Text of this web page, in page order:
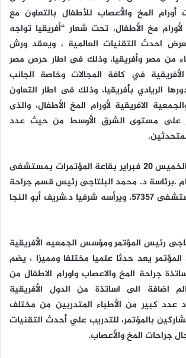
المخ والأعصاب للأطفال بالتعاون مع
لأورام مخ الأطفال، تحت شعار “أفريقيا تواجه
احدث التقنيات العالمية ، ويعقد ورش
من مصر وأفريقيا، وذلك فى اطار حرص مصر
في كافة المجالات وخاصة الجانب
الريادي بأفريقيا، وذلك فى اطار التعاون
الافريقية لأورام المخ الأطفال، والذى
على مستوى الشرق الأوسط من حيث عدد
يعقد المؤتمر يوم الخميس ٢٠ فبراير بقاعة المؤتمرات بمستشفى
ويستمر 3 أيام .برئاسة د. محمد البلتاجى رئيس قسم جراحة
المخ والاعصاب بمستشفى ٥٧٣٥٧، ويرأسه شرفيا د.شريف أبو النجا
رئيس المؤتمر ومؤسس الجمعيه الأفريقية
المؤتمر يعد حدثا علميا مختلفا ومميزا ، يضم
جراحة المخ والاعصاب واورام الاطفال من
اضافة الى اساتذة من الدول الأفريقية
عدد كبير من الأطباء المتدربين من مختلف
بالمؤتمر، للتدريب علي أحدث التقنيات
جراحات المخ والأعصاب.